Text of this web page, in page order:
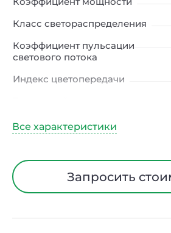
Класс светораспределения
Коэффициент пульсации
светового потока
Индекс цветопередачи
Угол рассеивания
Диапазон рабочих
температурЗапросить